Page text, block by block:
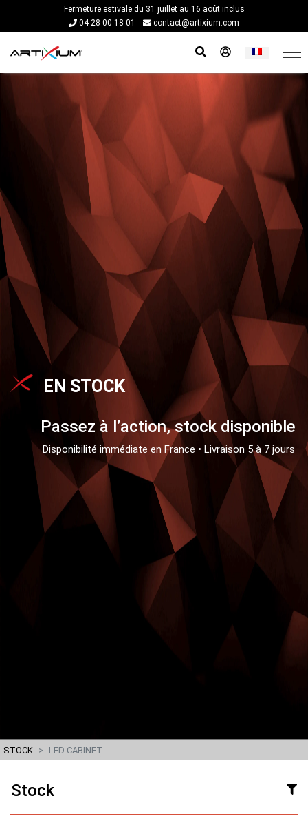
Fermeture estivale du 31 juillet au 16 août inclus
04 28 00 18 01
contact@artixium.com
EN STOCK
Passez à l’action, stock disponible
Disponibilité immédiate en France • Livraison 5 à 7 jours
STOCK LED CABINET
Stock